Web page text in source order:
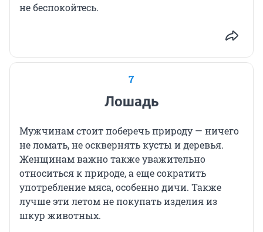
не беспокойтесь.
7
Лошадь
Мужчинам стоит поберечь природу — ничего
не ломать, не осквернять кусты и деревья.
Женщинам важно также уважительно
относиться к природе, а еще сократить
употребление мяса, особенно дичи. Также
лучше эти летом не покупать изделия из
шкур животных.